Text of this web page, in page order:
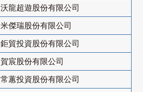
沃龍超遊股份有限公司
米傑瑞股份有限公司
鉅貿投資股份有限公司
賀宸股份有限公司
常蕙投資股份有限公司